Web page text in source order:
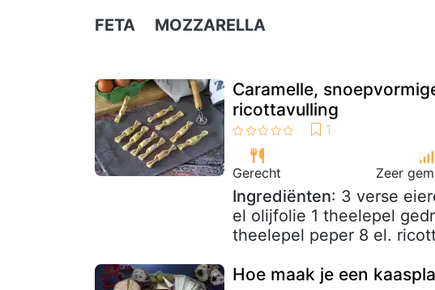
FETA MOZZARELLA
Caramelle,
ricottavulling
Gerecht Zeer
Ingrediënten: 3 verse
el olijfolie 1 theelepel
theelepel peper 8 el.
Hoe maak je een